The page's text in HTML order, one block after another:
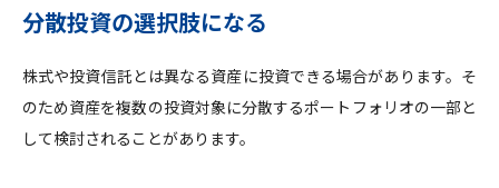
分散投資の選択肢になる
株式や投資信託とは異なる資産に投資できる場合があります。そ
のため資産を複数の投資対象に分散するポートフォリオの一部と
して検討されることがあります。